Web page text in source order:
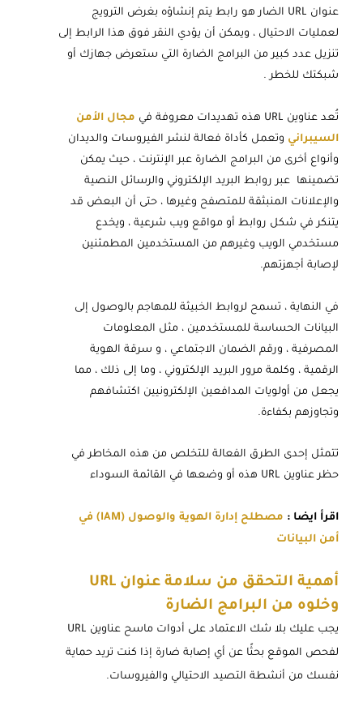
عنوان URL الضار هو رابط يتم إنشاؤه بغرض الترويج
لعمليات الاحتيال ، ويمكن أن يؤدي النقر فوق هذا الرابط إلى
تنزيل عدد كبير من البرامج الضارة التي ستعرض جهازك أو
شبكتك للخطر .
تُعد عناوين URL هذه تهديدات معروفة في
مجال الأمن
السيبراني وتعمل كأداة فعالة لنشر الفيروسات والديدان
وأنواع أخرى من البرامج الضارة عبر الإنترنت ، حيث يمكن
تضمينها عبر روابط البريد الإلكتروني والرسائل النصية
والإعلانات المنبثقة للمتصفح وغيرها ، حتى أن البعض قد
يتنكر في شكل روابط أو مواقع ويب شرعية ، ويخدع
مستخدمي الويب وغيرهم من المستخدمين المطمئنين
لإصابة أجهزتهم.
في النهاية ، تسمح لروابط الخبيثة للمهاجم بالوصول إلى
البيانات الحساسة للمستخدمين ، مثل المعلومات
المصرفية ، ورقم الضمان الاجتماعي ، و سرقة الهوية
الرقمية ، وكلمة مرور البريد الإلكتروني ، وما إلى ذلك ، مما
يجعل من أولويات المدافعين الإلكترونيين اكتشافهم
وتجاوزهم بكفاءة.
تتمثل إحدى الطرق الفعالة للتخلص من هذه المخاطر في
حظر عناوين URL هذه أو وضعها في القائمة السوداء
اقرأ ايضا :
مصطلح إدارة الهوية والوصول (IAM) في
أمن البيانات
أهمية التحقق من سلامة عنوان URL
وخلوه من البرامج الضارة
يجب عليك بلا شك الاعتماد على أدوات ماسح عناوين URL
لفحص الموقع بحثًا عن أي إصابة ضارة إذا كنت تريد حماية
نفسك من أنشطة التصيد الاحتيالي والفيروسات.